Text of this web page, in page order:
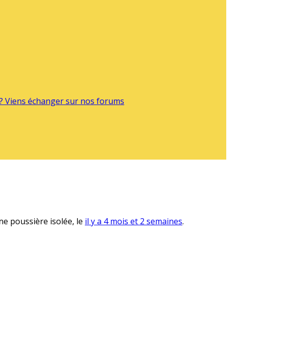
Viens échanger sur nos forums
poussière isolée, le il y a 4 mois et 2 semaines.